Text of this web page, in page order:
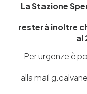
documentazione
Contatti
La Stazione
resterà inoltre
al
Per urgenze è
alla mail